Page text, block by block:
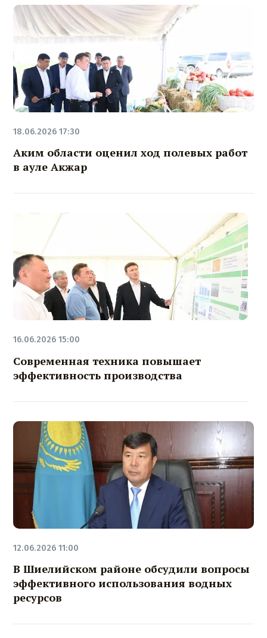
18.06.2026 17:30
Аким области оценил ход полевых работ
в ауле Акжар
16.06.2026 15:00
Современная техника повышает
эффективность производства
12.06.2026 11:00
В Шиелийском районе обсудили вопросы
эффективного использования водных
ресурсов